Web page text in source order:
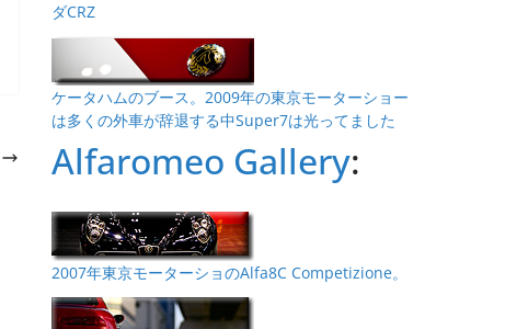
ダCRZ
ケータハムのブース。2009年の東京モーターショー
は多くの外車が辞退する中Super7は光ってました
Alfaromeo Gallery:
2007年東京モーターショのAlfa8C Competizione。